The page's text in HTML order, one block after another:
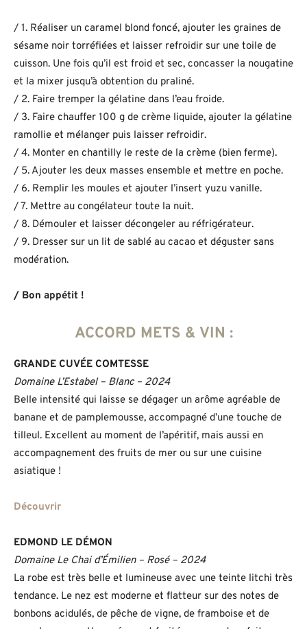
/ 1. Réaliser un caramel blond foncé, ajouter les graines de
sésame noir torréfiées et laisser refroidir sur une toile de
cuisson. Une fois qu’il est froid et sec, concasser la nougatine
et la mixer jusqu’à obtention du praliné.
/ 2. Faire tremper la gélatine dans l’eau froide.
/ 3. Faire chauffer 100 g de crème liquide, ajouter la gélatine
ramollie et mélanger puis laisser refroidir.
/ 4. Monter en chantilly le reste de la crème (bien ferme).
/ 5. Ajouter les deux masses ensemble et mettre en poche.
/ 6. Remplir les moules et ajouter l’insert yuzu vanille.
/ 7. Mettre au congélateur toute la nuit.
/ 8. Démouler et laisser décongeler au réfrigérateur.
/ 9. Dresser sur un lit de sablé au cacao et déguster sans
modération.
/ Bon appétit !
ACCORD METS & VIN :
GRANDE CUVÉE COMTESSE
Domaine L’Estabel – Blanc – 2024
Belle intensité qui laisse se dégager un arôme agréable de
banane et de pamplemousse, accompagné d’une touche de
tilleul. Excellent au moment de l’apéritif, mais aussi en
accompagnement des fruits de mer ou sur une cuisine
asiatique !
Découvrir
EDMOND LE DÉMON
Domaine Le Chai d’Émilien – Rosé – 2024
La robe est très belle et lumineuse avec une teinte litchi très
tendance. Le nez est moderne et flatteur sur des notes de
bonbons acidulés, de pêche de vigne, de framboise et de